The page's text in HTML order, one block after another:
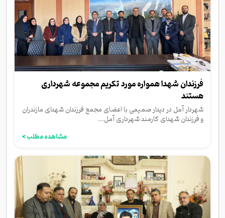
فرزندان شهدا همواره مورد تکریم مجموعه شهرداری
هستند
شهردار آمل در دیدار صمیمی با اعضای مجمع فرزندان شهدای مازندران
و فرزندان شهدای کارمند شهرداری آمل...
مشاهده مطلب >